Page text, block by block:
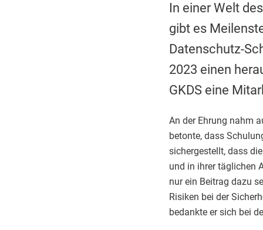
In einer Welt
gibt es
Datenschutz-
2023 einen
GKDS eine
An der Ehrung nahm
betonte, dass
sichergestellt, dass
und in ihrer täglichen
nur ein Beitrag dazu
Risiken bei der
bedankte er sich bei